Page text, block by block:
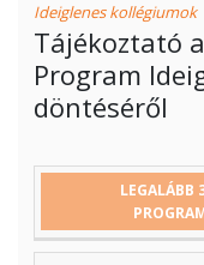
Ideiglenes kollégiumok
Tájékoztató
Program
döntéséről
PÁLYÁZÓ
HELY
LEGALÁBB